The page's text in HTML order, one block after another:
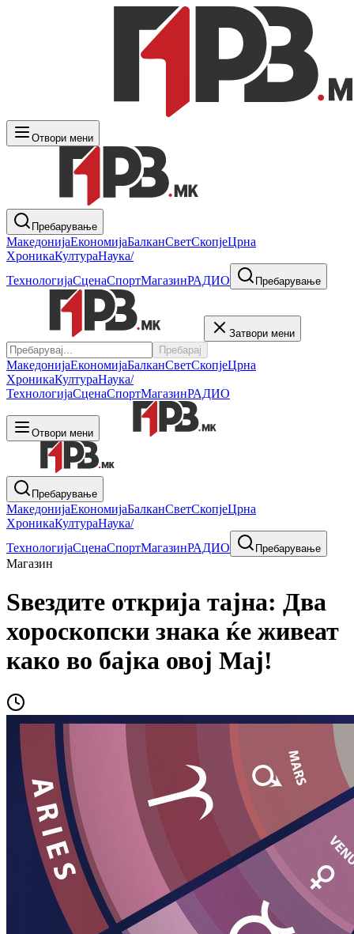
Отвори мени
Пребарување
МакедонијаЕкономијаБалканСветСкопјеЦрна
ХроникаКултураНаука/
ТехнологијаСценаСпортМагазинРАДИО Пребарување
Затвори мени
Пребарај
МакедонијаЕкономијаБалканСветСкопјеЦрна
ХроникаКултураНаука/
ТехнологијаСценаСпортМагазинРАДИО
Отвори мени
Пребарување
МакедонијаЕкономијаБалканСветСкопјеЦрна
ХроникаКултураНаука/
ТехнологијаСценаСпортМагазинРАДИО Пребарување
Магазин
Ѕвездите открија тајна: Два
хороскопски знака ќе живеат
како во бајка овој Мај!